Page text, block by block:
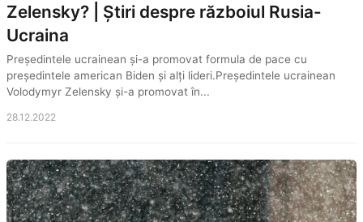
Zelensky? | Știri despre războiul Rusia-
Ucraina
Președintele ucrainean și-a promovat formula de pace cu
președintele american Biden și alți lideri.Președintele ucrainean
Volodymyr Zelensky și-a promovat în...
28.12.2022